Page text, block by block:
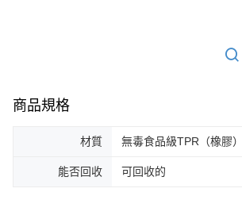
商品規格
材質 無毒食品級TPR（橡膠）
能否回收 可回收的